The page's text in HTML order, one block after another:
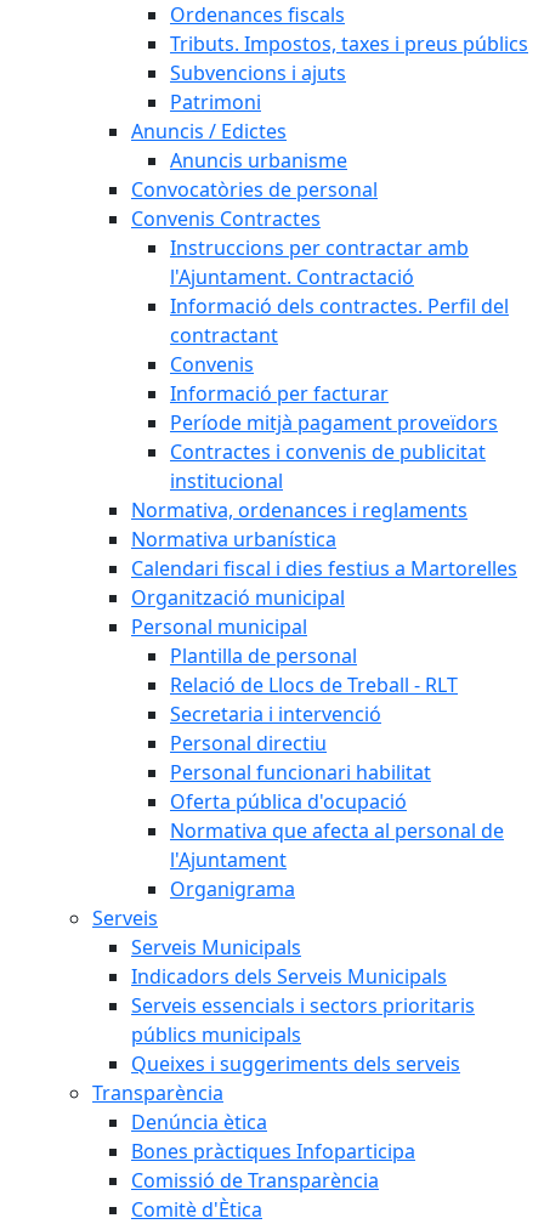
Ordenances fiscals
Tributs. Impostos, taxes i preus públics
Subvencions i ajuts
Patrimoni
Anuncis / Edictes
Anuncis urbanisme
Convocatòries de personal
Convenis Contractes
Instruccions per contractar amb
l'Ajuntament. Contractació
Informació dels contractes. Perfil del
contractant
Convenis
Informació per facturar
Període mitjà pagament proveïdors
Contractes i convenis de publicitat
institucional
Normativa, ordenances i reglaments
Normativa urbanística
Calendari fiscal i dies festius a Martorelles
Organització municipal
Personal municipal
Plantilla de personal
Relació de Llocs de Treball - RLT
Secretaria i intervenció
Personal directiu
Personal funcionari habilitat
Oferta pública d'ocupació
Normativa que afecta al personal de
l'Ajuntament
Organigrama
Serveis
Serveis Municipals
Indicadors dels Serveis Municipals
Serveis essencials i sectors prioritaris
públics municipals
Queixes i suggeriments dels serveis
Transparència
Denúncia ètica
Bones pràctiques Infoparticipa
Comissió de Transparència
Comitè d'Ètica